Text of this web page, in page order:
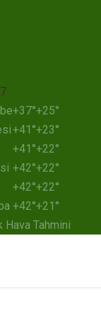
+37°+25°
+41°+23°
+41°+22°
+42°+22°
+42°+22°
+42°+21°
Hava Tahmini